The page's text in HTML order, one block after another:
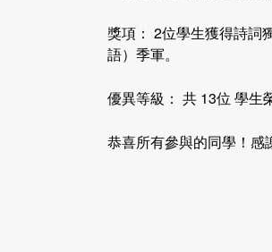
獎項： 2位學生獲得詩詞
語）季軍。
優異等級： 共 13位 學生
恭喜所有參與的同學！感